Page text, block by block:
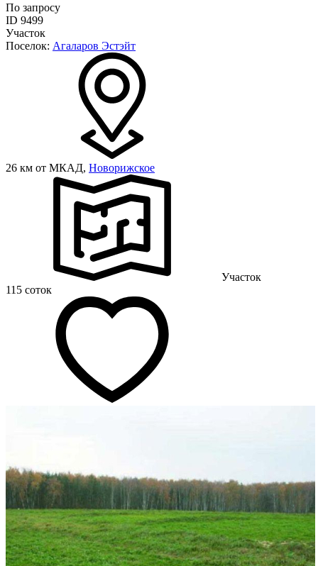
По запросу
ID 9499
Участок
Поселок: Агаларов Эстэйт
26 км от МКАД, Новорижское
Участок
115 соток